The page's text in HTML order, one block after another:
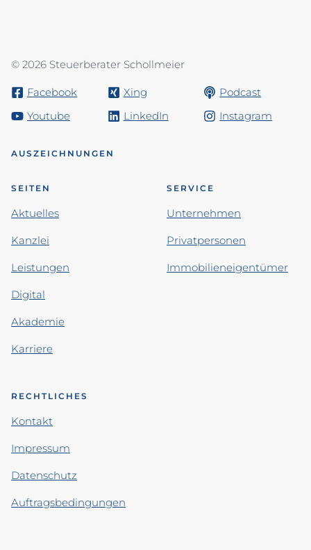
© 2026 Steuerberater Schollmeier
Facebook Xing
Podcast
Youtube
LinkedIn Instagram
AUSZEICHNUNGEN
SEITEN
Aktuelles
Kanzlei
Leistungen
Digital
Akademie
Karriere
SERVICE
Unternehmen
Privatpersonen
Immobilieneigentümer
RECHTLICHES
Kontakt
Impressum
Datenschutz
Auftragsbedingungen